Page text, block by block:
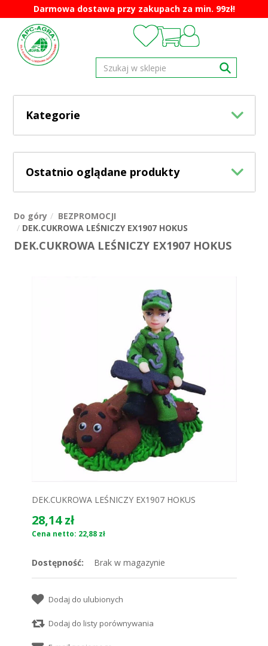
Darmowa dostawa przy zakupach za min. 99zł!
Kategorie
Ostatnio oglądane produkty
Do góry
BEZPROMOCJI
DEK.CUKROWA LEŚNICZY EX1907 HOKUS
DEK.CUKROWA LEŚNICZY EX1907 HOKUS
DEK.CUKROWA LEŚNICZY EX1907 HOKUS
28,14 zł
Cena netto: 22,88 zł
Dostępność: Brak w magazynie